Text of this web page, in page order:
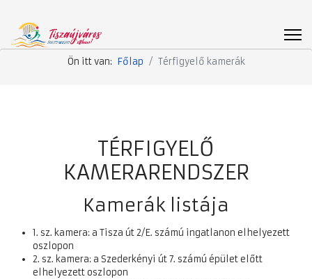
Ön itt van: Főlap Térfigyelő kamerák
TÉRFIGYELŐ
KAMERARENDSZER
Kamerák listája
1. sz. kamera: a Tisza út 2/E. számú ingatlanon elhelyezett
oszlopon
2. sz. kamera: a Szederkényi út 7. számú épület előtt
elhelyezett oszlopon